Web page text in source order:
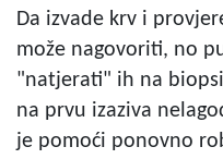
Da izvade krv i
može nagovoriti, no
"natjerati" ih na
na prvu izaziva
je pomoći ponovno